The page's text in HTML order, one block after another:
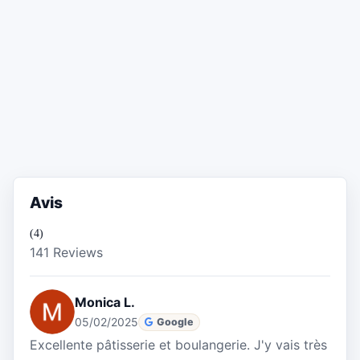
Avis
(4)
141 Reviews
Monica L.
05/02/2025 Google
Excellente pâtisserie et boulangerie. J'y vais très